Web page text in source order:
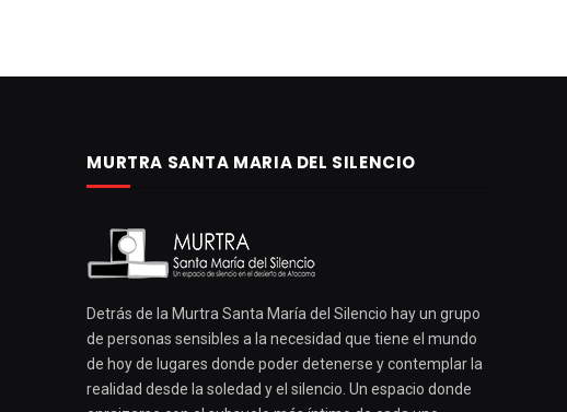
MURTRA SANTA MARIA DEL SILENCIO
Detrás de la Murtra Santa María del Silencio hay un grupo
de personas sensibles a la necesidad que tiene el mundo
de hoy de lugares donde poder detenerse y contemplar la
realidad desde la soledad y el silencio. Un espacio donde